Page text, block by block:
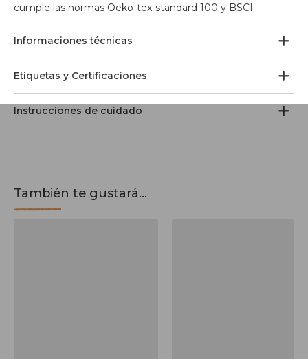
cumple las normas Oeko-tex standard 100 y BSCI.
Informaciones técnicas
Etiquetas y Certificaciones
Instrucciones de cuidado
También te gustará...